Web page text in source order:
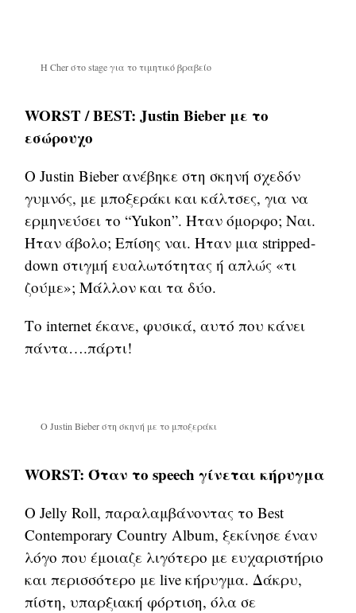
Η Cher στο stage για το τιμητικό βραβείο
WORST / BEST: Justin Bieber με το
εσώρουχο
Ο Justin Bieber ανέβηκε στη σκηνή σχεδόν
γυμνός, με μποξεράκι και κάλτσες, για να
ερμηνεύσει το “Yukon”. Ήταν όμορφο; Ναι.
Ήταν άβολο; Επίσης ναι. Ήταν μια stripped-
down στιγμή ευαλωτότητας ή απλώς «τι
ζούμε»; Μάλλον και τα δύο.
Το internet έκανε, φυσικά, αυτό που κάνει
πάντα….πάρτι!
Ο Justin Bieber στη σκηνή με το μποξεράκι
WORST: Όταν το speech γίνεται κήρυγμα
Ο Jelly Roll, παραλαμβάνοντας το Best
Contemporary Country Album, ξεκίνησε έναν
λόγο που έμοιαζε λιγότερο με ευχαριστήριο
και περισσότερο με live κήρυγμα. Δάκρυ,
πίστη, υπαρξιακή φόρτιση, όλα σε